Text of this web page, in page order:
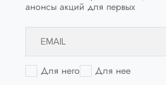
анонсы акций для первых
Для него Для нее